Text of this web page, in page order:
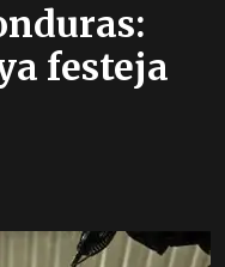
festeja